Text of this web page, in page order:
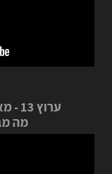
ערוץ 13 - מאחורי הכסף - דני רופ
מה